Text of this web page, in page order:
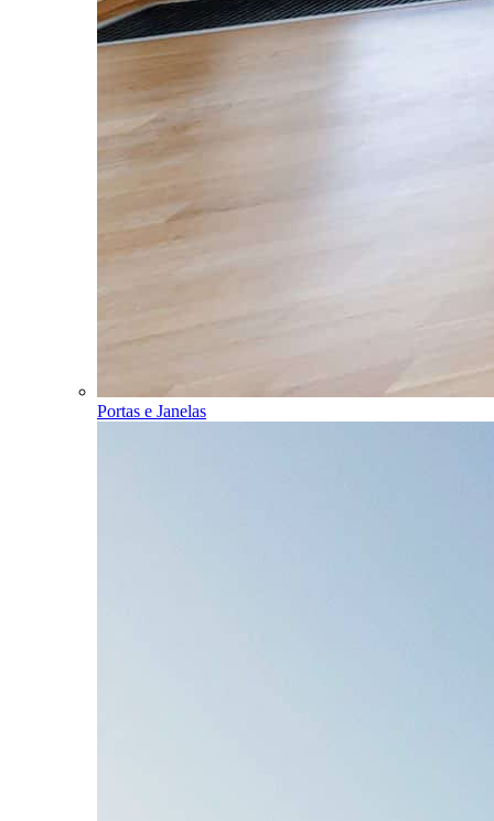
Portas e Janelas